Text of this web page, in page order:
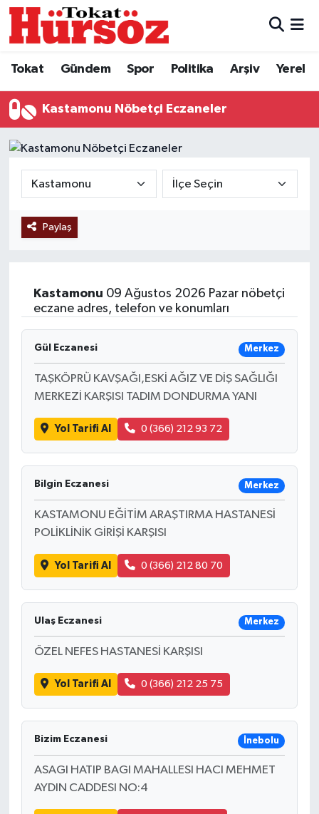
Tokat Gündem Spor Politika Arşiv Yerel
Kastamonu Nöbetçi Eczaneler
Paylaş
Kastamonu 09 Ağustos 2026 Pazar nöbetçi
eczane adres, telefon ve konumları
Gül Eczanesi Merkez
TAŞKÖPRÜ KAVŞAĞI,ESKİ AĞIZ VE DİŞ SAĞLIĞI
MERKEZİ KARŞISI TADIM DONDURMA YANI
Yol Tarifi Al 0 (366) 212 93 72
Bilgin Eczanesi Merkez
KASTAMONU EĞİTİM ARAŞTIRMA HASTANESİ
POLİKLİNİK GİRİŞİ KARŞISI
Yol Tarifi Al 0 (366) 212 80 70
Ulaş Eczanesi Merkez
ÖZEL NEFES HASTANESİ KARŞISI
Yol Tarifi Al 0 (366) 212 25 75
Bizim Eczanesi İnebolu
ASAGI HATIP BAGI MAHALLESI HACI MEHMET
AYDIN CADDESI NO:4
Türkiye Gündemi
Gündem
Spor
Politika
Eğitim
Ekonomi
Sağlık
Tokat Haber
Hava Durumu
Tokat Namaz Vakitleri
Süper Lig Puan Durumu ve Fikstür
Tüm Manşetler
Haber Arşivi